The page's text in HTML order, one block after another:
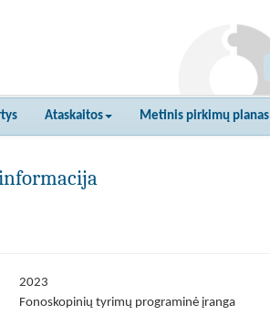
Ataskaitos Metinis pirkimų planas
2023
Fonoskopinių tyrimų programinė įranga